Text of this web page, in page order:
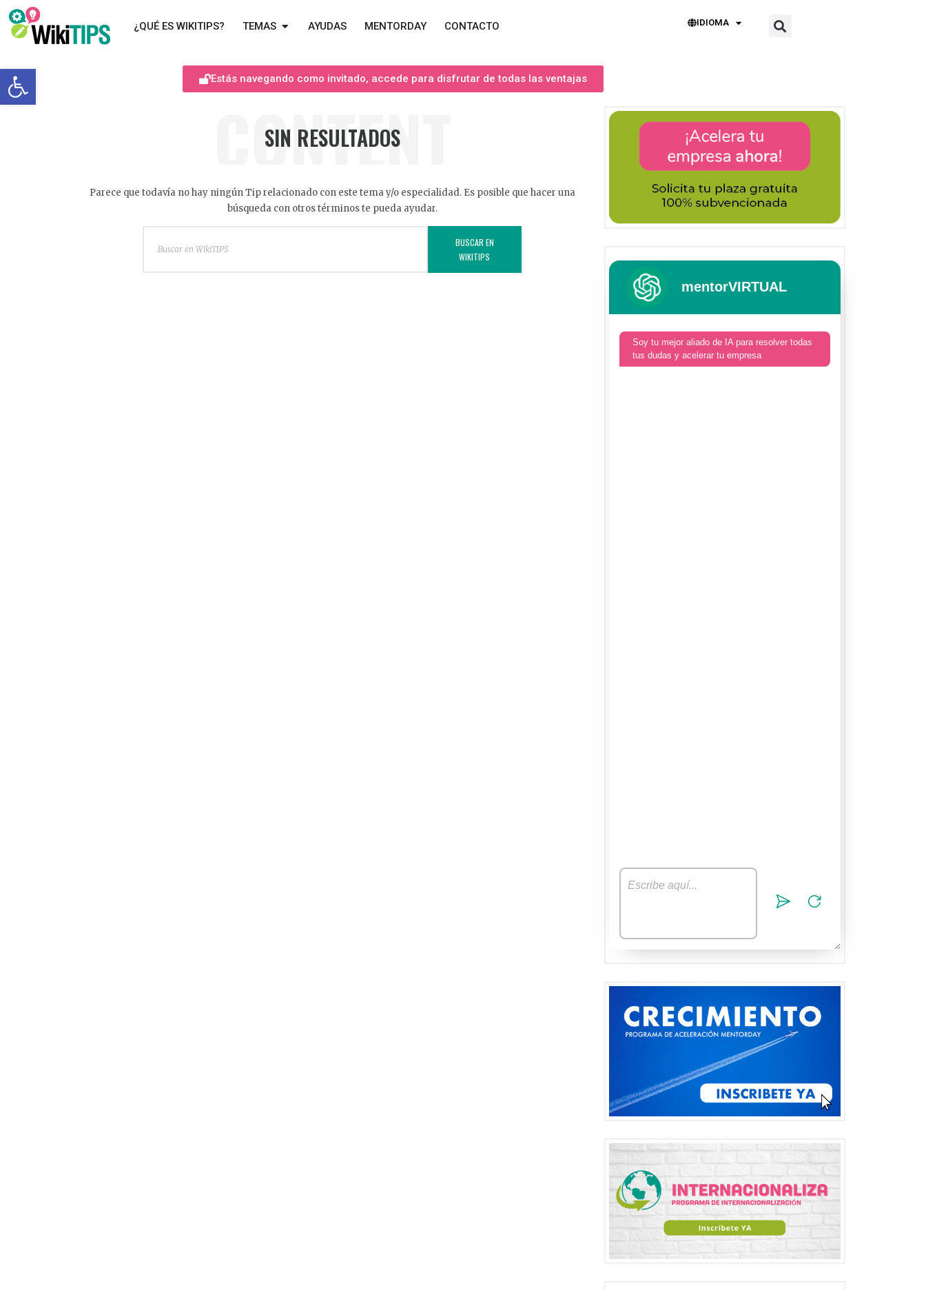
Abrir barra de herramientas
¿QUÉ ES WIKITIPS? TEMAS AYUDAS MENTORDAY CONTACTO IDIOMA
Estás navegando como invitado, accede para disfrutar de todas las ventajas
CONTENT
SIN RESULTADOS
Parece que todavía no hay ningún Tip relacionado con este tema y/o especialidad. Es posible que hacer una
búsqueda con otros términos te pueda ayudar.
BUSCAR EN
WIKITIPS
mentorVIRTUAL
Soy tu mejor aliado de IA para resolver todas
tus dudas y acelerar tu empresa